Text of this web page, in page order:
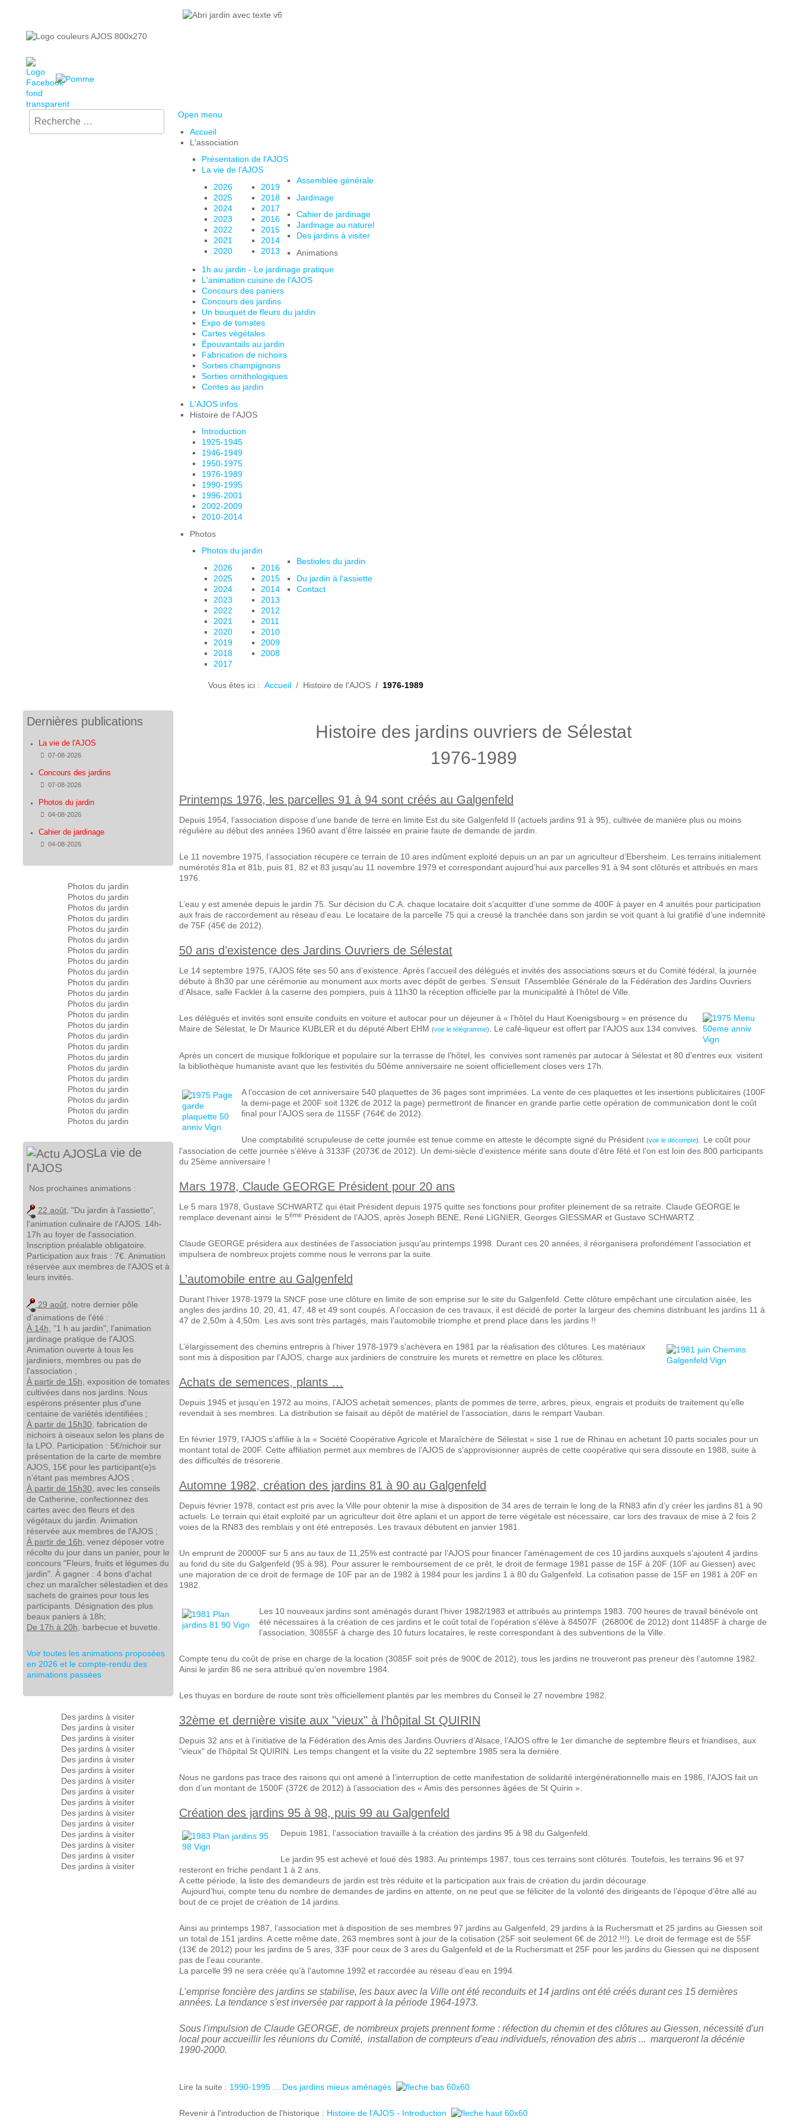
Rechercher sur le site :
Open menu
Accueil
L'association
Présentation de l'AJOS
La vie de l'AJOS
2026
2025
2024
2023
2022
2021
2020
2019
2018
2017
2016
2015
2014
2013
Assemblée générale
Jardinage
Cahier de jardinage
Jardinage au naturel
Des jardins à visiter
Animations
1h au jardin - Le jardinage pratique
L'animation cuisine de l'AJOS
Concours des paniers
Concours des jardins
Un bouquet de fleurs du jardin
Expo de tomates
Cartes végétales
Épouvantails au jardin
Fabrication de nichoirs
Sorties champignons
Sorties ornithologiques
Contes au jardin
L'AJOS infos
Histoire de l'AJOS
Introduction
1925-1945
1946-1949
1950-1975
1976-1989
1990-1995
1996-2001
2002-2009
2010-2014
Photos
Photos du jardin
2026
2025
2024
2023
2022
2021
2020
2019
2018
2017
2016
2015
2014
2013
2012
2011
2010
2009
2008
Bestioles du jardin
Du jardin à l'assiette
Contact
Vous êtes ici : Accueil Histoire de l'AJOS 1976-1989
Dernières publications
La vie de l'AJOS
Détails
07-08-2026
Concours des jardins
Détails
07-08-2026
Photos du jardin
Détails
04-08-2026
Cahier de jardinage
Détails
04-08-2026
Photos du jardin
Photos du jardin
Photos du jardin
Photos du jardin
Photos du jardin
Photos du jardin
Photos du jardin
Photos du jardin
Photos du jardin
Photos du jardin
Photos du jardin
Photos du jardin
Photos du jardin
Photos du jardin
Photos du jardin
Photos du jardin
Photos du jardin
Photos du jardin
Photos du jardin
Photos du jardin
Photos du jardin
Photos du jardin
Photos du jardin
La vie de
l'AJOS
Nos prochaines animations :
22 août, "Du jardin à l'assiette",
l'animation culinaire de l'AJOS. 14h-
17h au foyer de l'association.
Inscription préalable obligatoire.
Participation aux frais : 7€. Animation
réservée aux membres de l'AJOS et à
leurs invités.
29 août, notre dernier pôle
d'animations de l'été :
À 14h , "1 h au jardin", l'animation
jardinage pratique de l'AJOS.
Animation ouverte à tous les
jardiniers, membres ou pas de
l'association ;
À partir de 15h , exposition de tomates
cultivées dans nos jardins. Nous
espérons présenter plus d'une
centaine de variétés identifiées ;
À partir de 15h30, fabrication de
nichoirs à oiseaux selon les plans de
la LPO. Participation : 5€/nichoir sur
présentation de la carte de membre
AJOS, 15€ pour les participant(e)s
n’étant pas membres AJOS ;
À partir de 15h30, avec les conseils
de Catherine, confectionnez des
cartes avec des fleurs et des
végétaux du jardin. Animation
réservée aux membres de l'AJOS ;
À partir de 16h , venez déposer votre
récolte du jour dans un panier, pour le
concours "Fleurs, fruits et légumes du
jardin". À gagner : 4 bons d'achat
chez un maraîcher sélestadien et des
sachets de graines pour tous les
participants. Désignation des plus
beaux paniers à 18h;
De 17h à 20h , barbecue et buvette.
Voir toutes les animations proposées
en 2026 et le compte-rendu des
animations passées
Des jardins à visiter
Des jardins à visiter
Des jardins à visiter
Des jardins à visiter
Des jardins à visiter
Des jardins à visiter
Des jardins à visiter
Des jardins à visiter
Des jardins à visiter
Des jardins à visiter
Des jardins à visiter
Des jardins à visiter
Des jardins à visiter
Des jardins à visiter
Des jardins à visiter
Histoire des jardins ouvriers de Sélestat
1976-1989
Printemps 1976, les parcelles 91 à 94 sont créés au Galgenfeld
Depuis 1954, l’association dispose d’une bande de terre en limite Est du site Galgenfeld II (actuels jardins 91 à 95), cultivée de manière plus ou moins
régulière au début des années 1960 avant d’être laissée en prairie faute de demande de jardin.
Le 11 novembre 1975, l’association récupère ce terrain de 10 ares indûment exploité depuis un an par un agriculteur d’Ebersheim. Les terrains initialement
numérotés 81a et 81b, puis 81, 82 et 83 jusqu’au 11 novembre 1979 et correspondant aujourd’hui aux parcelles 91 à 94 sont clôturés et attribués en mars
1976.
L’eau y est amenée depuis le jardin 75. Sur décision du C.A. chaque locataire doit s’acquitter d’une somme de 400F à payer en 4 anuités pour participation
aux frais de raccordement au réseau d’eau. Le locataire de la parcelle 75 qui a creusé la tranchée dans son jardin se voit quant à lui gratifié d’une indemnité
de 75F (45€ de 2012).
50 ans d’existence des Jardins Ouvriers de Sélestat
Le 14 septembre 1975, l’AJOS fête ses 50 ans d’existence. Après l’accueil des délégués et invités des associations sœurs et du Comité fédéral, la journée
débute à 8h30 par une cérémonie au monument aux morts avec dépôt de gerbes. S’ensuit l’Assemblée Générale de la Fédération des Jardins Ouvriers
d’Alsace, salle Fackler à la caserne des pompiers, puis à 11h30 la réception officielle par la municipalité à l’hôtel de Ville.
Les délégués et invités sont ensuite conduits en voiture et autocar pour un déjeuner à « l’hôtel du Haut Koenigsbourg » en présence du
Maire de Sélestat, le Dr Maurice KUBLER et du député Albert EHM (voir le télégramme). Le café-liqueur est offert par l’AJOS aux 134 convives.
Après un concert de musique folklorique et populaire sur la terrasse de l’hôtel, les convives sont ramenés par autocar à Sélestat et 80 d’entres eux visitent
la bibliothèque humaniste avant que les festivités du 50ème anniversaire ne soient officiellement closes vers 17h.
A l’occasion de cet anniversaire 540 plaquettes de 36 pages sont imprimées. La vente de ces plaquettes et les insertions publicitaires (100F
la demi-page et 200F soit 132€ de 2012 la page) permettront de financer en grande partie cette opération de communication dont le coût
final pour l’AJOS sera de 1155F (764€ de 2012).
Une comptabilité scrupuleuse de cette journée est tenue comme en atteste le décompte signé du Président (voir le décompte). Le coût pour
l’association de cette journée s’élève à 3133F (2073€ de 2012). Un demi-siècle d’existence mérite sans doute d’être fêté et l’on est loin des 800 participants
du 25ème anniversaire !
Mars 1978, Claude GEORGE Président pour 20 ans
Le 5 mars 1978, Gustave SCHWARTZ qui était Président depuis 1975 quitte ses fonctions pour profiter pleinement de sa retraite. Claude GEORGE le
remplace devenant ainsi le 5èmePrésident de l’AJOS, après Joseph BENE, René LIGNIER, Georges GIESSMAR et Gustave SCHWARTZ .
Claude GEORGE présidera aux destinées de l’association jusqu’au printemps 1998. Durant ces 20 années, il réorganisera profondément l’association et
impulsera de nombreux projets comme nous le verrons par la suite.
L’automobile entre au Galgenfeld
Durant l’hiver 1978-1979 la SNCF pose une clôture en limite de son emprise sur le site du Galgenfeld. Cette clôture empêchant une circulation aisée, les
angles des jardins 10, 20, 41, 47, 48 et 49 sont coupés. A l’occasion de ces travaux, il est décidé de porter la largeur des chemins distribuant les jardins 11 à
47 de 2,50m à 4,50m. Les avis sont très partagés, mais l’automobile triomphe et prend place dans les jardins !!
L’élargissement des chemins entrepris à l’hiver 1978-1979 s’achèvera en 1981 par la réalisation des clôtures. Les matériaux
sont mis à disposition par l’AJOS, charge aux jardiniers de construire les murets et remettre en place les clôtures.
Achats de semences, plants…
Depuis 1945 et jusqu’en 1972 au moins, l’AJOS achetait semences, plants de pommes de terre, arbres, pieux, engrais et produits de traitement qu’elle
revendait à ses membres. La distribution se faisait au dépôt de matériel de l’association, dans le rempart Vauban.
En février 1979, l’AJOS s’affilie à la « Société Coopérative Agricole et Maraîchère de Sélestat » sise 1 rue de Rhinau en achetant 10 parts sociales pour un
montant total de 200F. Cette affiliation permet aux membres de l’AJOS de s’approvisionner auprès de cette coopérative qui sera dissoute en 1988, suite à
des difficultés de trésorerie.
Automne 1982, création des jardins 81 à 90 au Galgenfeld
Depuis février 1978, contact est pris avec la Ville pour obtenir la mise à disposition de 34 ares de terrain le long de la RN83 afin d’y créer les jardins 81 à 90
actuels. Le terrain qui était exploité par un agriculteur doit être aplani et un apport de terre végétale est nécessaire, car lors des travaux de mise à 2 fois 2
voies de la RN83 des remblais y ont été entreposés. Les travaux débutent en janvier 1981.
Un emprunt de 20000F sur 5 ans au taux de 11,25% est contracté par l’AJOS pour financer l’aménagement de ces 10 jardins auxquels s’ajoutent 4 jardins
au fond du site du Galgenfeld (95 à 98). Pour assurer le remboursement de ce prêt, le droit de fermage 1981 passe de 15F à 20F (10F au Giessen) avec
une majoration de ce droit de fermage de 10F par an de 1982 à 1984 pour les jardins 1 à 80 du Galgenfeld. La cotisation passe de 15F en 1981 à 20F en
1982.
Les 10 nouveaux jardins sont aménagés durant l’hiver 1982/1983 et attribués au printemps 1983. 700 heures de travail bénévole ont
été nécessaires à la création de ces jardins et le coût total de l’opération s’élève à 84507F (26800€ de 2012) dont 11485F à charge de
l’association, 30855F à charge des 10 futurs locataires, le reste correspondant à des subventions de la Ville.
Compte tenu du coût de prise en charge de la location (3085F soit près de 900€ de 2012), tous les jardins ne trouveront pas preneur dès l’automne 1982.
Ainsi le jardin 86 ne sera attribué qu’en novembre 1984.
Les thuyas en bordure de route sont très officiellement plantés par les membres du Conseil le 27 novembre 1982.
32ème et dernière visite aux "vieux" à l’hôpital St QUIRIN
Depuis 32 ans et à l’initiative de la Fédération des Amis des Jardins Ouvriers d’Alsace, l’AJOS offre le 1er dimanche de septembre fleurs et friandises, aux
"vieux" de l’hôpital St QUIRIN. Les temps changent et la visite du 22 septembre 1985 sera la dernière.
Nous ne gardons pas trace des raisons qui ont amené à l’interruption de cette manifestation de solidarité intergénérationnelle mais en 1986, l’AJOS fait un
don d’un montant de 1500F (372€ de 2012) à l’association des « Amis des personnes âgées de St Quirin ».
Création des jardins 95 à 98, puis 99 au Galgenfeld
Depuis 1981, l’association travaille à la création des jardins 95 à 98 du Galgenfeld.
Le jardin 95 est achevé et loué dès 1983. Au printemps 1987, tous ces terrains sont clôturés. Toutefois, les terrains 96 et 97
resteront en friche pendant 1 à 2 ans.
A cette période, la liste des demandeurs de jardin est très réduite et la participation aux frais de création du jardin décourage.
Aujourd’hui, compte tenu du nombre de demandes de jardins en attente, on ne peut que se féliciter de la volonté des dirigeants de l’époque d’être allé au
bout de ce projet de création de 14 jardins.
Ainsi au printemps 1987, l’association met à disposition de ses membres 97 jardins au Galgenfeld, 29 jardins à la Ruchersmatt et 25 jardins au Giessen soit
un total de 151 jardins. A cette même date, 263 membres sont à jour de la cotisation (25F soit seulement 6€ de 2012 !!!). Le droit de fermage est de 55F
(13€ de 2012) pour les jardins de 5 ares, 33F pour ceux de 3 ares du Galgenfeld et de la Ruchersmatt et 25F pour les jardins du Giessen qui ne disposent
pas de l’eau courante.
La parcelle 99 ne sera créée qu’à l’automne 1992 et raccordée au réseau d’eau en 1994.
L’emprise foncière des jardins se stabilise, les baux avec la Ville ont été reconduits et 14 jardins ont été créés durant ces 15 dernières
années. La tendance s'est inversée par rapport à la période 1964-1973.
Sous l'impulsion de Claude GEORGE, de nombreux projets prennent forme : réfection du chemin et des clôtures au Giessen, nécessité d'un
local pour accueillir les réunions du Comité, installation de compteurs d'eau individuels, rénovation des abris ... marqueront la décénie
1990-2000.
Lire la suite : 1990-1995 ... Des jardins mieux aménagés
Revenir à l'introduction de l'historique : Histoire de l'AJOS - Introduction